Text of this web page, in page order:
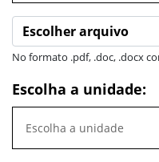
Escolher arquivo
No formato .pdf, .doc, .docx
Escolha a unidade:
Escolha a unidade